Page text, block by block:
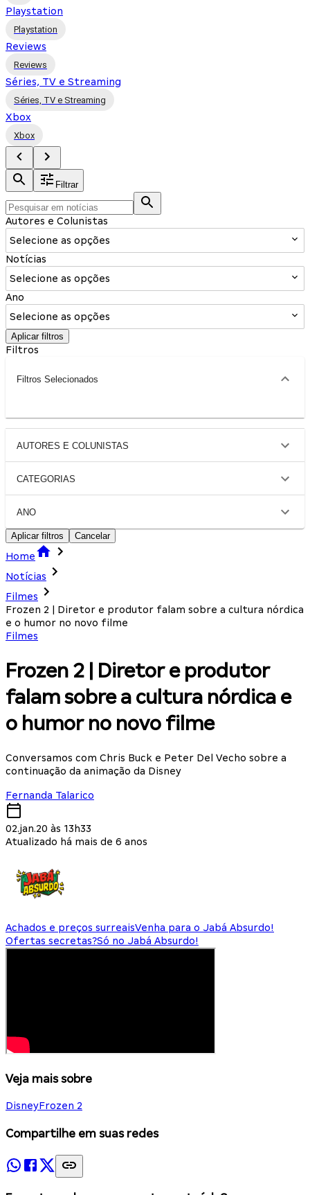
Playstation
Playstation
Reviews
Reviews
Séries, TV e Streaming
Séries, TV e Streaming
Xbox
Xbox
Filtrar
Autores e Colunistas
Selecione as opções
Notícias
Selecione as opções
Ano
Selecione as opções
Aplicar filtros
Filtros
Filtros Selecionados
AUTORES E COLUNISTAS
CATEGORIAS
ANO
Aplicar filtros Cancelar
Home
Notícias
Filmes
Frozen 2 | Diretor e produtor falam sobre a cultura nórdica
e o humor no novo filme
Filmes
Frozen 2 | Diretor e produtor
falam sobre a cultura nórdica e
o humor no novo filme
Conversamos com Chris Buck e Peter Del Vecho sobre a
continuação da animação da Disney
Fernanda Talarico
02.jan.20 às 13h33
Atualizado há mais de 6 anos
Achados e preços surreaisVenha para o Jabá Absurdo!
Ofertas secretas?Só no Jabá Absurdo!
Veja mais sobre
DisneyFrozen 2
Compartilhe em suas redes